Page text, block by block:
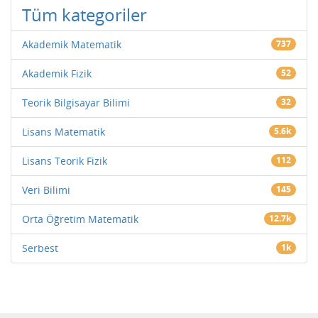
Tüm kategoriler
Akademik Matematik 737
Akademik Fizik 52
Teorik Bilgisayar Bilimi 32
Lisans Matematik 5.6k
Lisans Teorik Fizik 112
Veri Bilimi 145
Orta Öğretim Matematik 12.7k
Serbest 1k